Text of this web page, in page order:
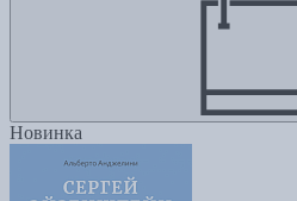
Новинка